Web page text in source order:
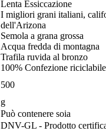
Lenta Essiccazione
I migliori grani italiani,
dell'Arizona
Semola a grana grossa
Acqua fredda di montagna
Trafila ruvida al bronzo
100% Confezione riciclabile
500
g
Può contenere soia
DNV-GL - Prodotto